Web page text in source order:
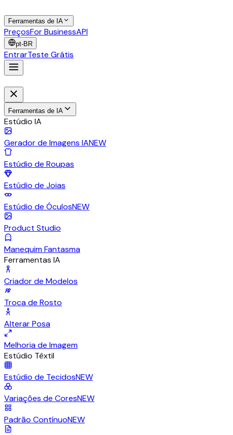
Ferramentas de IA
PreçosFor BusinessAPI
pt-BR
EntrarTeste Grátis
Ferramentas de IA
Estúdio IA
Gerador de Imagens IANEW
Estúdio de Roupas
Estúdio de Joias
Estúdio de ÓculosNEW
Product Studio
Manequim Fantasma
Ferramentas IA
Criador de Modelos
Troca de Rosto
Alterar Posa
Melhoria de Imagem
Estúdio Têxtil
Estúdio de TecidosNEW
Variações de CoresNEW
Padrão ContínuoNEW